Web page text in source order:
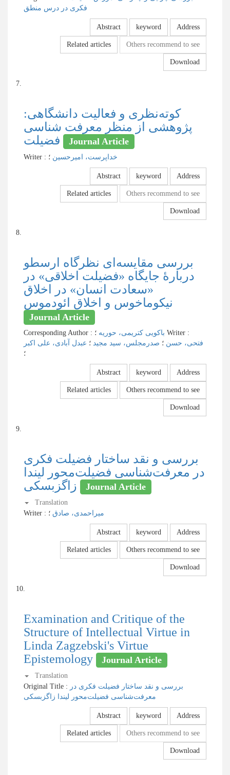
فکری در درس منطق
Abstract keyword Address
Related articles Others recommend to see
Download
7.
کوته‌نظری و فعالیت دانشگاهی:
پژوهشی از منظر معرفت شناسی
Journal Article
Writer : خداپرست، امیرحسین ؛
Abstract keyword Address
Related articles Others recommend to see
Download
8.
بررسی مقایسه‌ای نظرگاه ارسطو
دربارۀ جایگاه «فضیلت اخلاقی» در
«سعادت انسان» در اخلاق
نیکوماخوس و اخلاق ائودموس
Journal Article
Corresponding Author : باکویی کتریمی، حوریه Writer :
فتحی، حسن ؛ صدرمجلس، سید مجید ؛ عبدل آبادی، علی اکبر
؛
Abstract keyword Address
Related articles Others recommend to see
Download
9.
بررسی و نقد ساختار فضیلت فکری
در معرفت‌شناسی فضیلت‌محور لیندا
Journal Article
Translation
Writer : میراحمدی، صادق ؛
Abstract keyword Address
Related articles Others recommend to see
Download
10.
Examination and Critique of the
Structure of Intellectual Virtue in
Linda Zagzebski's Virtue
Epistemology
Journal Article
Translation
Original Title : بررسی و نقد ساختار فضیلت فکری در
معرفت‌شناسی فضیلت‌محور لیندا زاگزبسکی
Abstract keyword Address
Related articles Others recommend to see
Download